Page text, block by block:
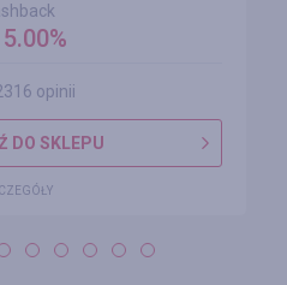
opinii
DO SKLEPU